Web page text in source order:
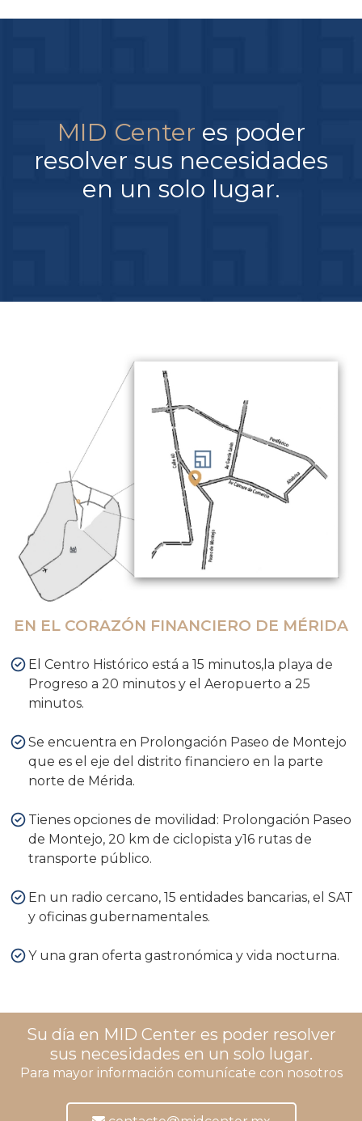
MID Center es poder
resolver sus necesidades
en un solo lugar.
EN EL CORAZÓN FINANCIERO DE MÉRIDA
El Centro Histórico está a 15 minutos,la playa de
Progreso a 20 minutos y el Aeropuerto a 25
minutos.
Se encuentra en Prolongación Paseo de Montejo
que es el eje del distrito financiero en la parte
norte de Mérida.
Tienes opciones de movilidad: Prolongación Paseo
de Montejo, 20 km de ciclopista y16 rutas de
transporte público.
En un radio cercano, 15 entidades bancarias, el SAT
y oficinas gubernamentales.
Y una gran oferta gastronómica y vida nocturna.
Su día en MID Center es poder resolver
sus necesidades en un solo lugar.
Para mayor información comunícate con nosotros